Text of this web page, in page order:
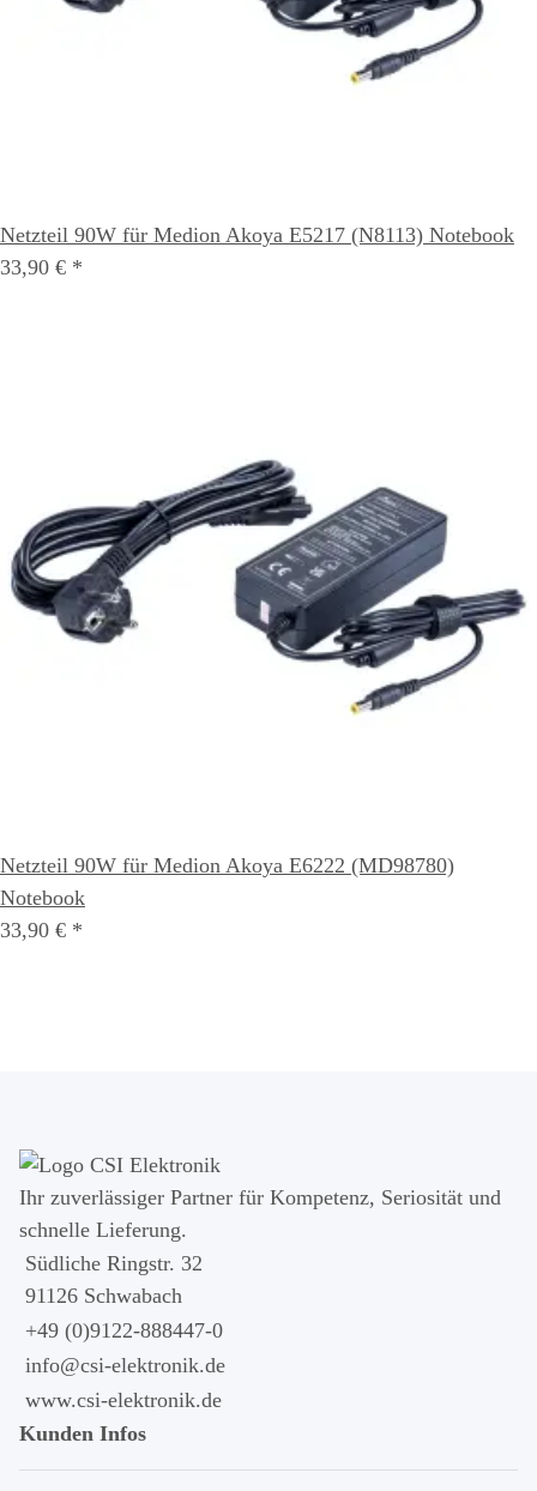
Netzteil 90W für Medion Akoya E5217 (N8113) Notebook
33,90 € *
Netzteil 90W für Medion Akoya E6222 (MD98780)
Notebook
33,90 € *
Ihr zuver­läs­siger Partner für Kom­pe­tenz, Seri­osi­tät und
schnel­le Lie­ferung.
Südliche Ringstr. 32
91126 Schwabach
+49 (0)9122-888447-0
info@csi-elektronik.de
www.csi-elektronik.de
Kunden Infos